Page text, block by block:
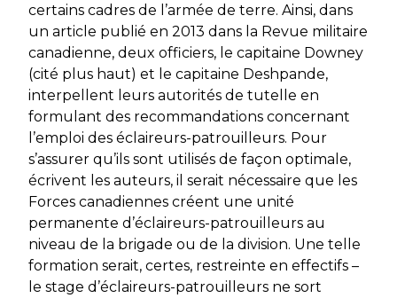
certains cadres de l’armée de terre. Ainsi, dans
un article publié en 2013 dans la Revue militaire
canadienne, deux officiers, le capitaine Downey
(cité plus haut) et le capitaine Deshpande,
interpellent leurs autorités de tutelle en
formulant des recommandations concernant
l’emploi des éclaireurs-patrouilleurs. Pour
s’assurer qu’ils sont utilisés de façon optimale,
écrivent les auteurs, il serait nécessaire que les
Forces canadiennes créent une unité
permanente d’éclaireurs-patrouilleurs au
niveau de la brigade ou de la division. Une telle
formation serait, certes, restreinte en effectifs –
le stage d’éclaireurs-patrouilleurs ne sort